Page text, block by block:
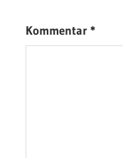
Kommentar*